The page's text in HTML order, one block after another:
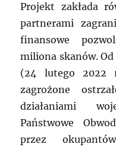
Projekt zakłada
partnerami
finansowe
miliona skanów.
(24 lutego 2022
zagrożone
działaniami
Państwowe
przez